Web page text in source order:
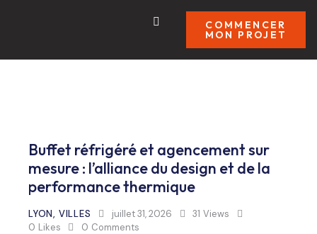
COMMENCER
MON PROJET
Buffet réfrigéré et agencement sur
mesure : l’alliance du design et de la
performance thermique
LYON, VILLES juillet 31, 2026 31 Views
0 Likes 0 Comments